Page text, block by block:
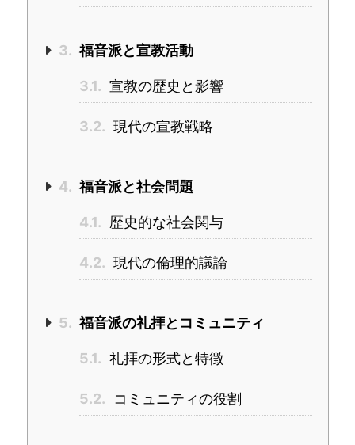
3. 福音派と宣教活動
3.1. 宣教の歴史と影響
3.2. 現代の宣教戦略
4. 福音派と社会問題
4.1. 歴史的な社会関与
4.2. 現代の倫理的議論
5. 福音派の礼拝とコミュニティ
5.1. 礼拝の形式と特徴
5.2. コミュニティの役割